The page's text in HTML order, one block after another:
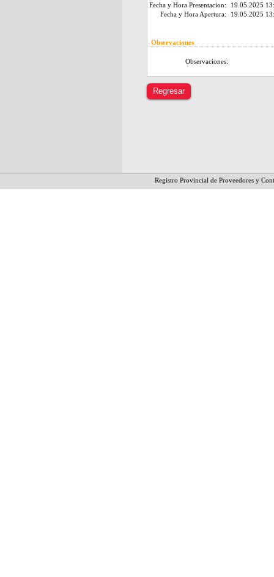
Fecha y Hora Presentacion:
19.05.2025
Fecha y Hora Apertura:
19.05.2025
Observaciones
Observaciones:
Registro Provincial de Proveedores y